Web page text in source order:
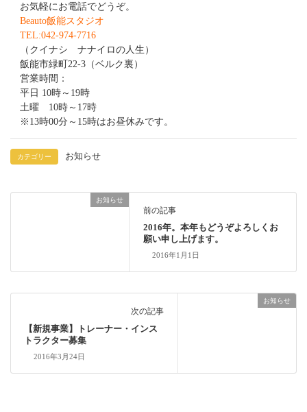
お気軽にお電話でどうぞ。
Beauto飯能スタジオ
TEL:042-974-7716
（クイナシ ナナイロの人生）
飯能市緑町22-3（ベルク裏）
営業時間：
平日 10時～19時
土曜 10時～17時
※13時00分～15時はお昼休みです。
カテゴリー お知らせ
お知らせ
前の記事
2016年。本年もどうぞよろしくお
願い申し上げます。
2016年1月1日
お知らせ
次の記事
【新規事業】トレーナー・インス
トラクター募集
2016年3月24日